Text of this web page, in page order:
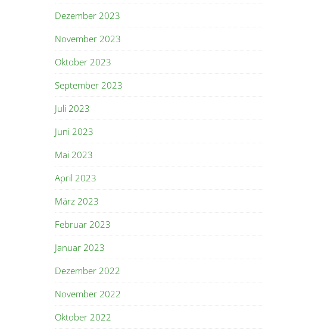
Dezember 2023
November 2023
Oktober 2023
September 2023
Juli 2023
Juni 2023
Mai 2023
April 2023
März 2023
Februar 2023
Januar 2023
Dezember 2022
November 2022
Oktober 2022